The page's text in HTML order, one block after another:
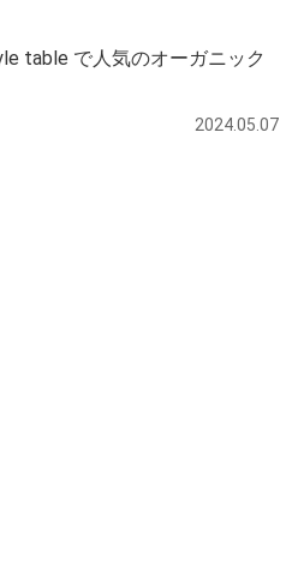
table で人気のオーガニック
2024.05.07